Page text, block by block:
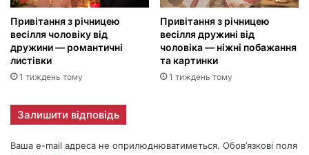
Привітання з річницею
весілля чоловіку від
дружини — романтичні
листівки
1 тиждень тому
Привітання з річницею
весілля дружині від
чоловіка — ніжні побажання
та картинки
1 тиждень тому
Залишити відповідь
Ваша e-mail адреса не оприлюднюватиметься. Обов’язкові поля